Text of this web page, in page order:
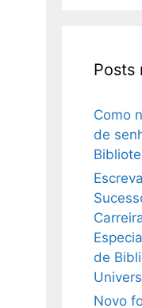
Posts
Como
de
de
Novo